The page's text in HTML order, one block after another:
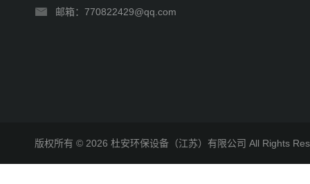
邮箱：770822429@qq.com
版权所有 © 2026 杜安环保设备（江苏）有限公司 All Rights